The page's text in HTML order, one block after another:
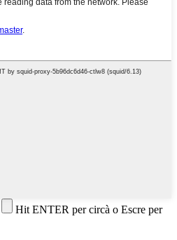
Hit ENTER per circà o Escre per